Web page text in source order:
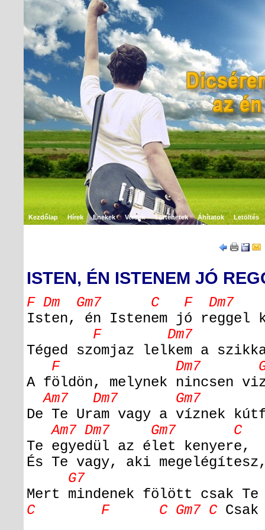
Kezdőlap Hírek Énekek Versek Történetek Áhítatok Letöltés
ISTEN, ÉN ISTENEM JÓ
F Dm Gm7 C F Dm7
Isten, én Istenem jó reggel
F Dm7
Téged szomjaz lelkem a
F Dm7 Gm7
A földön, melynek nincsen
Am7 Dm7 Gm7
De Te Uram vagy a víznek
Am7 Dm7 Gm7 C
Te egyedül az élet kenyere,
És Te vagy, aki
G7 F C
Mert mindenek fölött csak Te
C F C Gm7 C